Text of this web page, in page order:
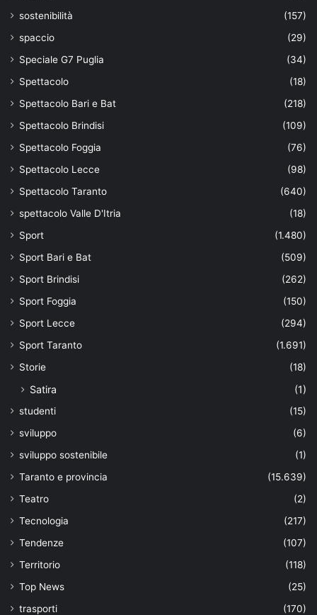
sostenibilità
(157)
spaccio
(29)
Speciale G7 Puglia
(34)
Spettacolo
(18)
Spettacolo Bari e Bat
(218)
Spettacolo Brindisi
(109)
Spettacolo Foggia
(76)
Spettacolo Lecce
(98)
Spettacolo Taranto
(640)
spettacolo Valle D'Itria
(18)
Sport
(1.480)
Sport Bari e Bat
(509)
Sport Brindisi
(262)
Sport Foggia
(150)
Sport Lecce
(294)
Sport Taranto
(1.691)
Storie
(18)
Satira (1)
studenti
(15)
sviluppo
(6)
sviluppo sostenibile
(1)
Taranto e provincia
(15.639)
Teatro
(2)
Tecnologia
(217)
Tendenze
(107)
Territorio
(118)
Top News
(25)
trasporti
(170)